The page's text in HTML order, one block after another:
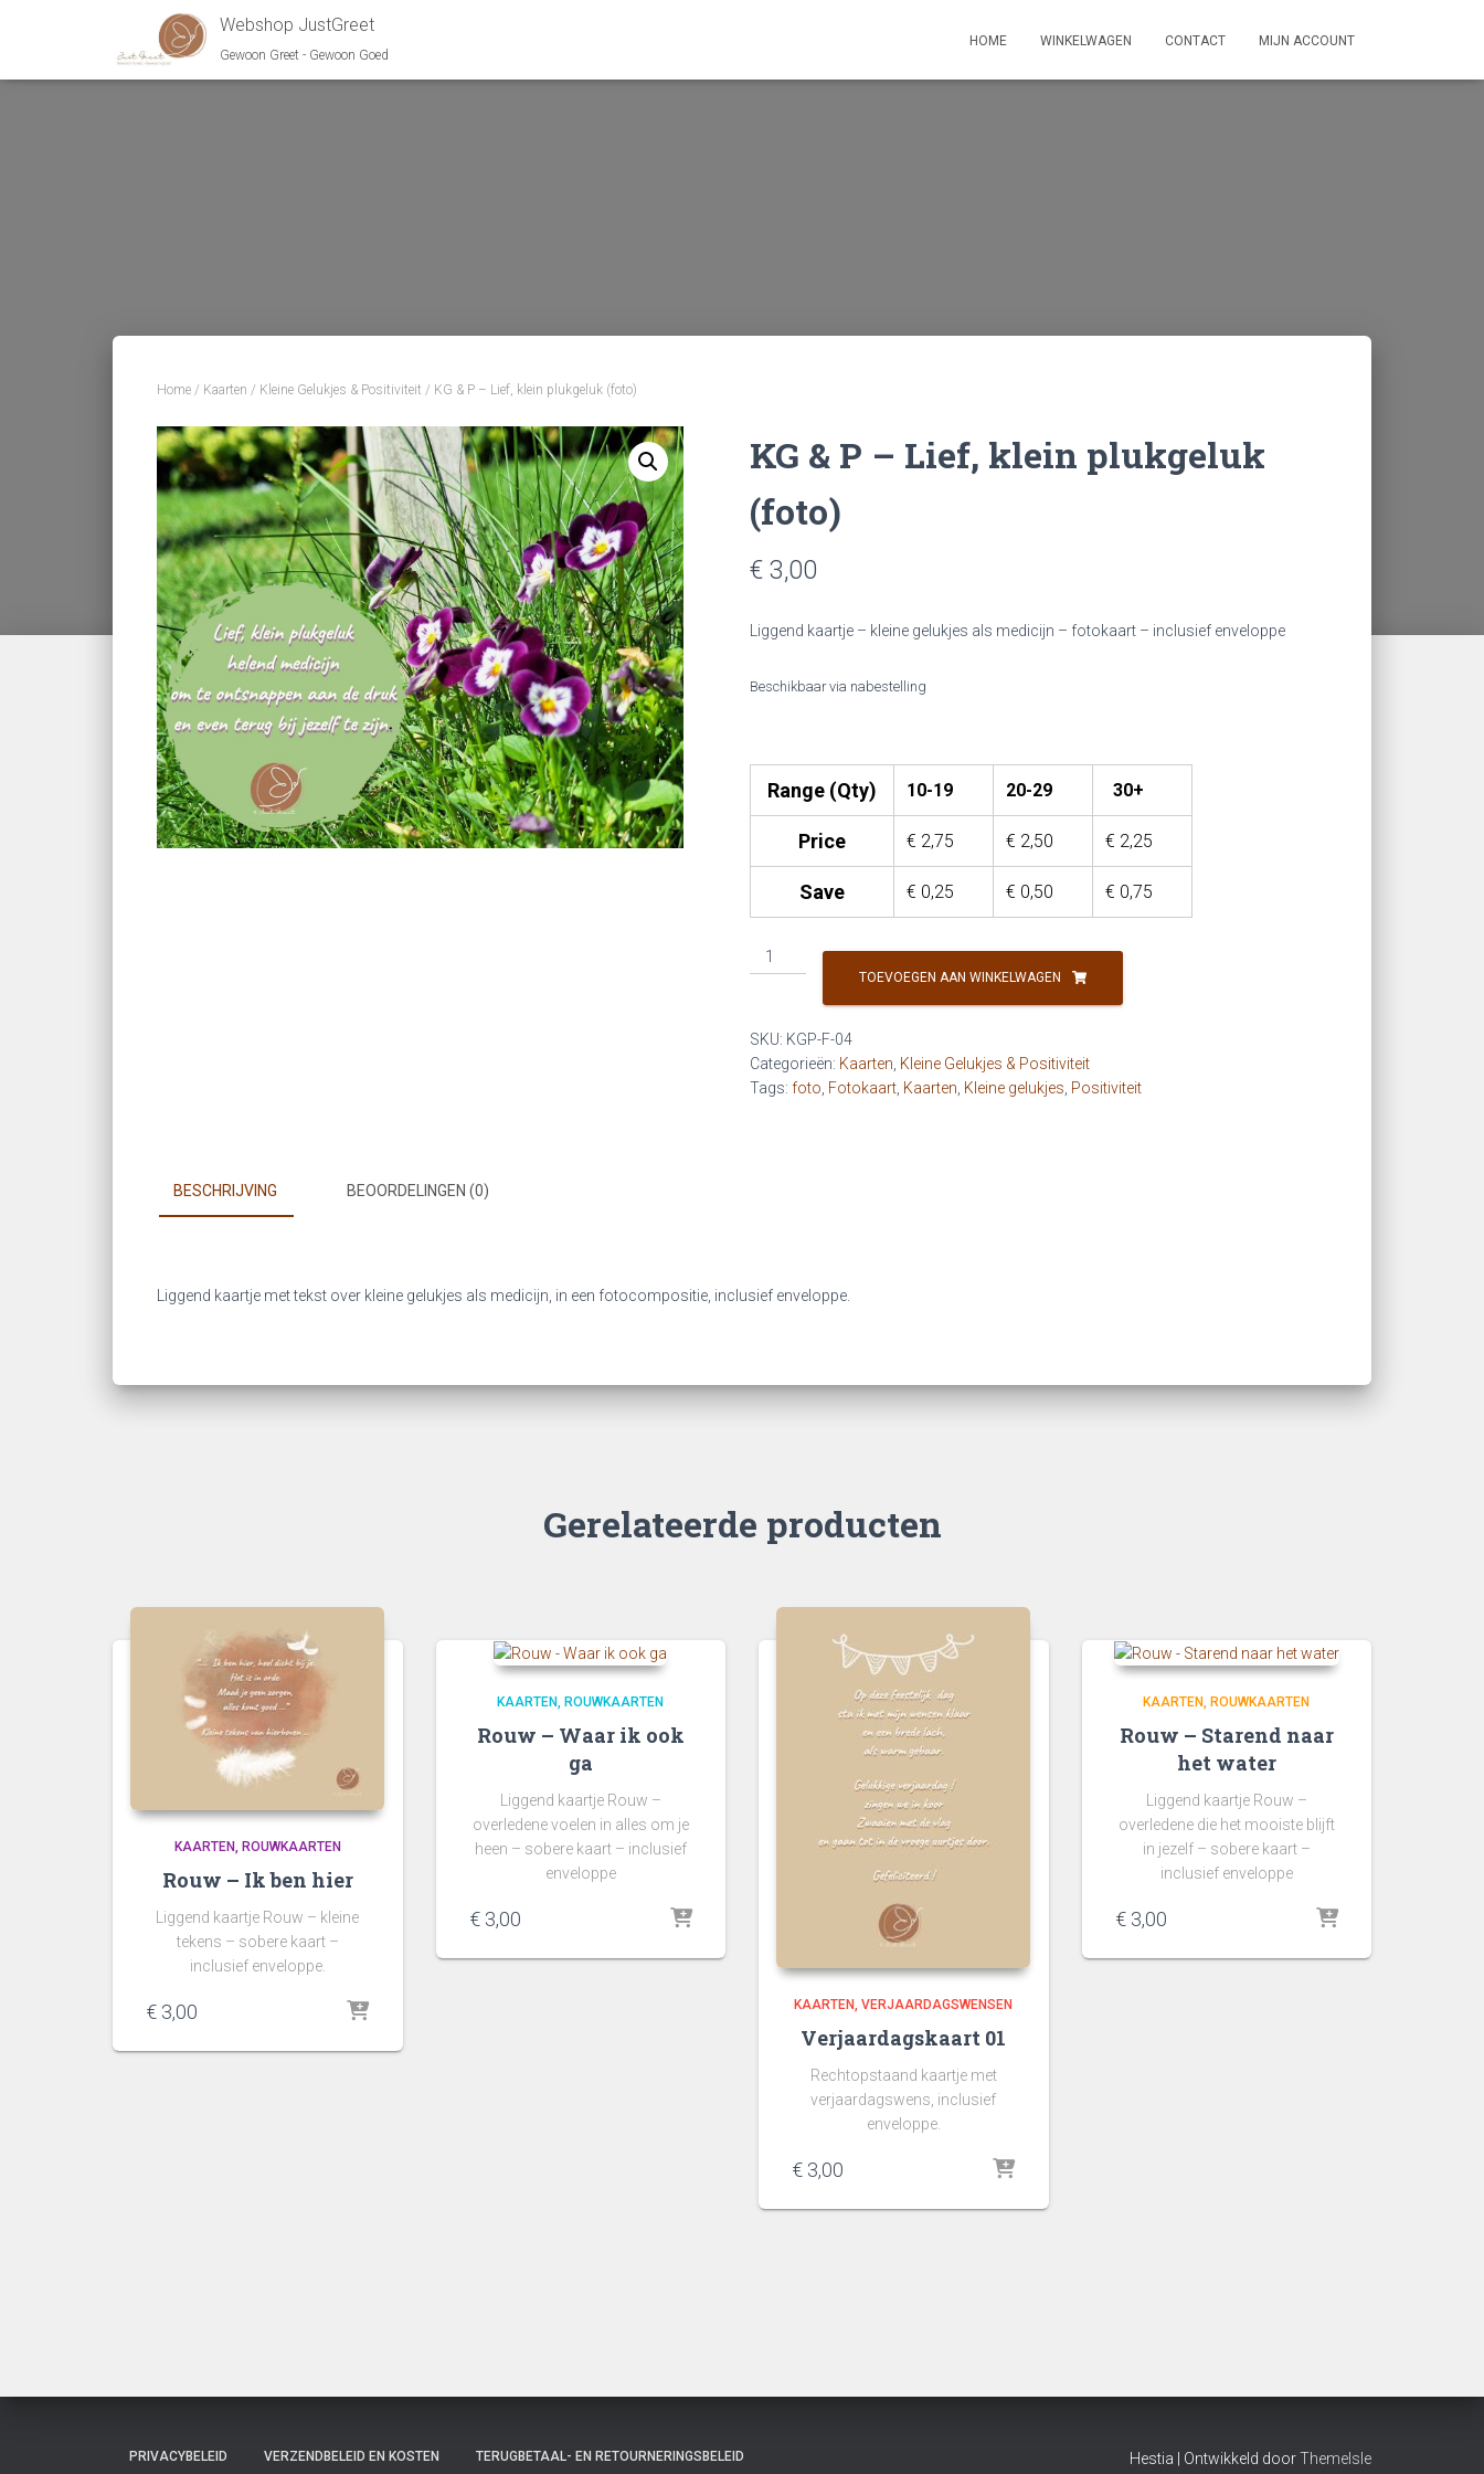
Webshop JustGreet
Gewoon Greet - Gewoon Goed
HOME WINKELWAGEN CONTACT MIJN ACCOUNT
Home / Kaarten / Kleine Gelukjes & Positiviteit / KG & P – Lief, klein plukgeluk (foto)
KG & P – Lief, klein plukgeluk
(foto)
€ 3,00
Liggend kaartje – kleine gelukjes als medicijn – fotokaart – inclusief enveloppe
Beschikbaar via nabestelling
Range (Qty) 10-19 20-29 30+
Price € 2,75 € 2,50 € 2,25
Save € 0,25 € 0,50 € 0,75
KG
&
Lief,
klein
plukgeluk
TOEVOEGEN AAN WINKELWAGEN
SKU: KGP-F-04
Categorieën: Kaarten Kleine Gelukjes & Positiviteit
Tags: foto Fotokaart Kaarten Kleine gelukjes Positiviteit
BESCHRIJVING BEOORDELINGEN (0)
Liggend kaartje met tekst over kleine gelukjes als medicijn, in een fotocompositie, inclusief enveloppe.
Gerelateerde producten
KAARTEN ROUWKAARTEN
Rouw – Ik ben hier
Liggend kaartje Rouw – kleine
tekens – sobere kaart –
inclusief enveloppe.
€ 3,00
KAARTEN ROUWKAARTEN
Rouw – Waar ik ook
ga
Liggend kaartje Rouw –
overledene voelen in alles om je
heen – sobere kaart – inclusief
enveloppe
€3,00
KAARTEN VERJAARDAGSWENSEN
Verjaardagskaart 01
Rechtopstaand kaartje met
verjaardagswens, inclusief
enveloppe.
€ 3,00
KAARTEN ROUWKAARTEN
Rouw – Starend naar
het water
Liggend kaartje Rouw –
overledene die het mooiste blijft
in jezelf – sobere kaart –
inclusief enveloppe
€3,00
PRIVACYBELEID VERZENDBELEID EN KOSTEN TERUGBETAAL- EN RETOURNERINGSBELEID Hestia | Ontwikkeld doorThemeIsle